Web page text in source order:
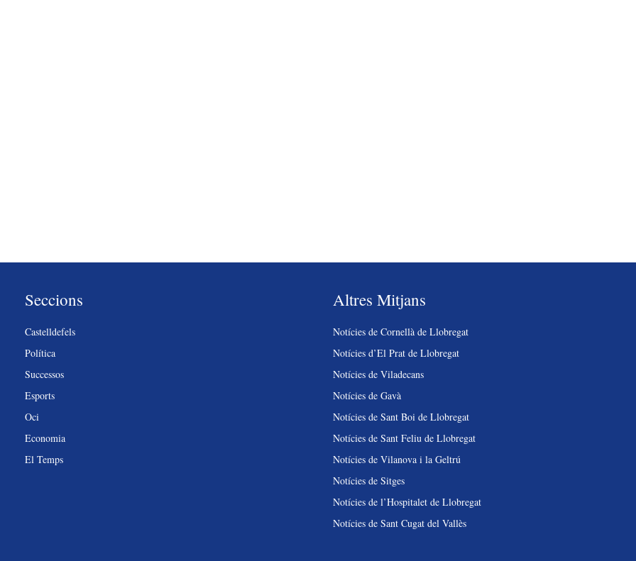
Seccions
Castelldefels
Política
Successos
Esports
Oci
Economia
El Temps
Altres Mitjans
Notícies de Cornellà de Llobregat
Notícies d’El Prat de Llobregat
Notícies de Viladecans
Notícies de Gavà
Notícies de Sant Boi de Llobregat
Notícies de Sant Feliu de Llobregat
Notícies de Vilanova i la Geltrú
Notícies de Sitges
Notícies de l’Hospitalet de Llobregat
Notícies de Sant Cugat del Vallès